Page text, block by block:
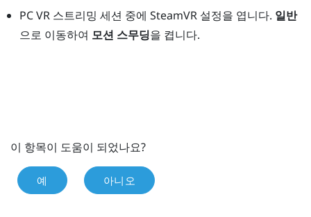
PC VR 스트리밍 세션 중에 SteamVR 설정을 엽니다. 일반
으로 이동하여 모션 스무딩을 켭니다.
이 항목이 도움이 되었나요?
예 아니오